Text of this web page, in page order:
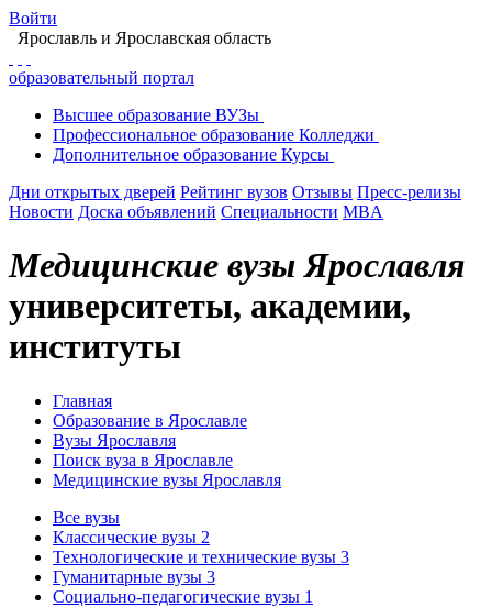
Войти
Ярославль и Ярославская область
образовательный портал
Высшее образование ВУЗы
Профессиональное образование Колледжи
Дополнительное образование Курсы
Дни открытых дверей Рейтинг вузов Отзывы Пресс-релизы
Новости Доска объявлений Специальности MBA
Медицинские вузы Ярославля
университеты, академии,
институты
Главная
Образование в Ярославле
Вузы Ярославля
Поиск вуза в Ярославле
Медицинские вузы Ярославля
Все вузы
Классические вузы 2
Технологические и технические вузы 3
Гуманитарные вузы 3
Социально-педагогические вузы 1